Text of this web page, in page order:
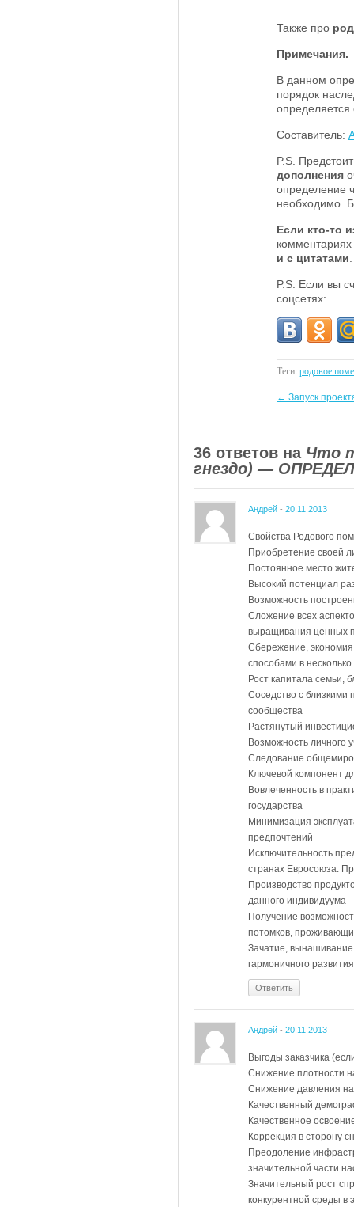
Также про
Примечания.
В данном
порядок
определяется
Составитель:
P.S.
дополнения
определение
необходимо.
Если кто-то
и с цитатами
P.S. Если вы
соцсетях:
Теги: родовое
← Запуск
36 ответов на Что
гнездо) —
Андрей - 20.11.2013
Свойства Родового
Приобретение своей
Постоянное место
Высокий потенциал
Возможность
Сложение всех
выращивания ценных
Сбережение,
способами в несколько
Рост капитала семьи,
Соседство с
сообщества
Растянутый
Возможность личного
Следование
Ключевой компонент
Вовлеченность в
государства
Минимизация
предпочтений
Исключительность
странах Евросоюза.
Производство
данного индивидуума
Получение
потомков,
Зачатие,
гармоничного
Ответить
Андрей - 20.11.2013
Выгоды заказчика
Снижение плотности
Снижение давления
Качественный
Качественное
Коррекция в сторону
Преодоление
значительной части
Значительный рост
конкурентной среды в